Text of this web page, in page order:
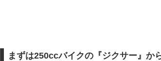
まずは250ccバイクの『ジクサー』か